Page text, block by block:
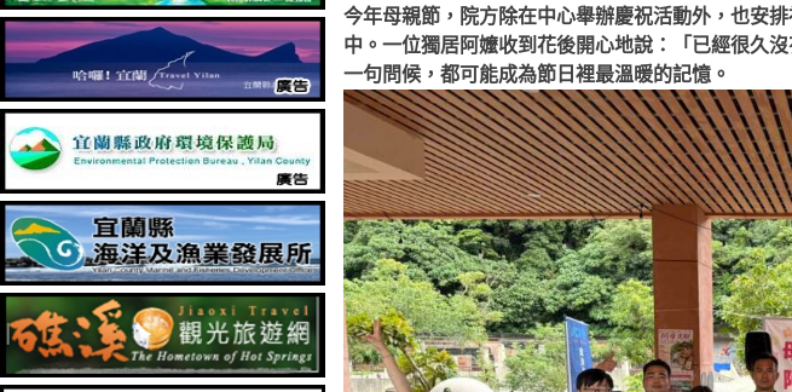
今年母親節，院方除在中心舉辦慶祝活動外，也安
中。一位獨居阿嬤收到花後開心地說：「已經很久
一句問候，都可能成為節日裡最溫暖的記憶。